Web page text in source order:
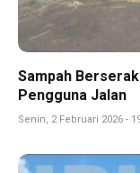
Sampah
Pengguna Jalan
Senin, 2 Februari 2026 -